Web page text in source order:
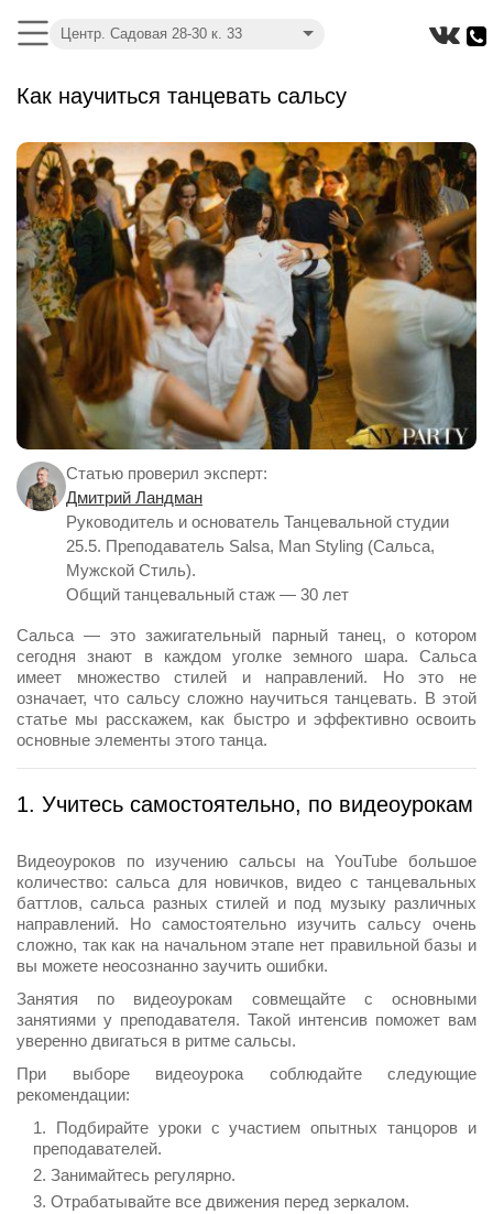
Центр. Садовая 28-30 к. 33
Как научиться танцевать сальсу
Статью проверил эксперт:
Дмитрий Ландман
Руководитель и основатель Танцевальной студии
25.5. Преподаватель Salsa, Man Styling (Сальса,
Мужской Стиль).
Общий танцевальный стаж — 30 лет
Сальса — это зажигательный парный танец, о котором
сегодня знают в каждом уголке земного шара. Сальса
имеет множество стилей и направлений. Но это не
означает, что сальсу сложно научиться танцевать. В этой
статье мы расскажем, как быстро и эффективно освоить
основные элементы этого танца.
1. Учитесь самостоятельно, по видеоурокам
Видеоуроков по изучению сальсы на YouTube большое
количество: сальса для новичков, видео с танцевальных
баттлов, сальса разных стилей и под музыку различных
направлений. Но самостоятельно изучить сальсу очень
сложно, так как на начальном этапе нет правильной базы и
вы можете неосознанно заучить ошибки.
Занятия по видеоурокам совмещайте с основными
занятиями у преподавателя. Такой интенсив поможет вам
уверенно двигаться в ритме сальсы.
При выборе видеоурока соблюдайте следующие
рекомендации:
Подбирайте уроки с участием опытных танцоров и
преподавателей.
Занимайтесь регулярно.
Отрабатывайте все движения перед зеркалом.